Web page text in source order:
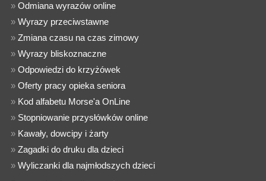
»Odmiana wyrazów online
»Wyrazy przeciwstawne
»Zmiana czasu na czas zimowy
»Wyrazy bliskoznaczne
»Odpowiedzi do krzyżówek
»Oferty pracy opieka seniora
» Kod alfabetu Morse'a OnLine
» Stopniowanie przysłówków online
» Kawały, dowcipy i żarty
»Zagadki do druku dla dzieci
»Wyliczanki dla najmłodszych dzieci